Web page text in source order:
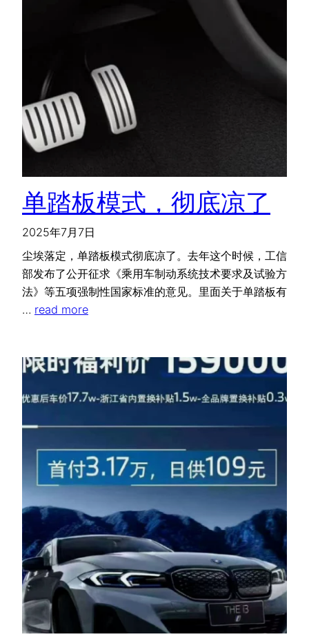
单踏板模式，彻底凉了
2025年7月7日
尘埃落定，单踏板模式彻底凉了。去年这个时候，工信
部发布了公开征求《乘用车制动系统技术要求及试验方
法》等五项强制性国家标准的意见。里面关于单踏板有
… read more